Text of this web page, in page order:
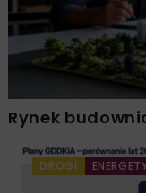
Rynek
DROGI